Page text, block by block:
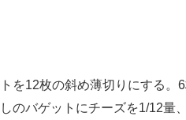
を12枚の斜め薄切りにする。
のバゲットにチーズを1/12量